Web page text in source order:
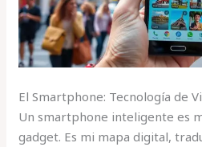
El Smartphone: Tecnología de
Un smartphone inteligente es
gadget. Es mi mapa digital,